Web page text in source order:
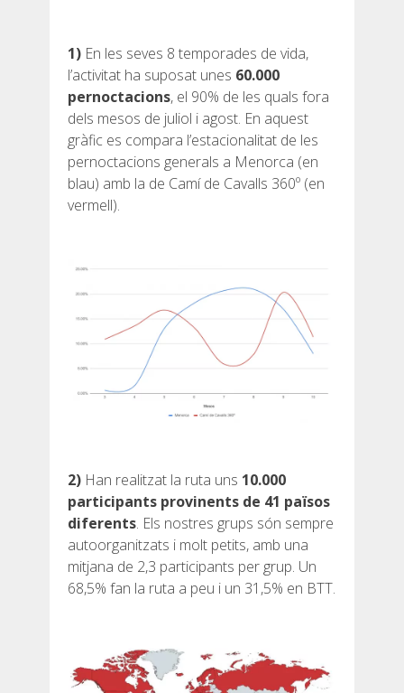
5 ETAPES
4 ETAPES
3 ETAPES
TRAIL RUNNING
5 ETAPES
4 ETAPES
NORMES I CRITERIS DE VALIDACIÓ
1) En les seves 8 temporades de vida,
l’activitat ha suposat unes 60.000
pernoctacions, el 90% de les quals fora
dels mesos de juliol i agost. En aquest
gràfic es compara l’estacionalitat de les
pernoctacions generals a Menorca (en
blau) amb la de Camí de Cavalls 360º (en
vermell).
2) Han realitzat la ruta uns 10.000
participants provinents de 41 països
diferents. Els nostres grups són sempre
autoorganitzats i molt petits, amb una
mitjana de 2,3 participants per grup. Un
68,5% fan la ruta a peu i un 31,5% en BTT.